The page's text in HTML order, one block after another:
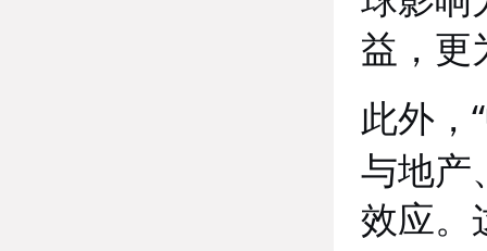
益，更
此外， “
与地产
效应。